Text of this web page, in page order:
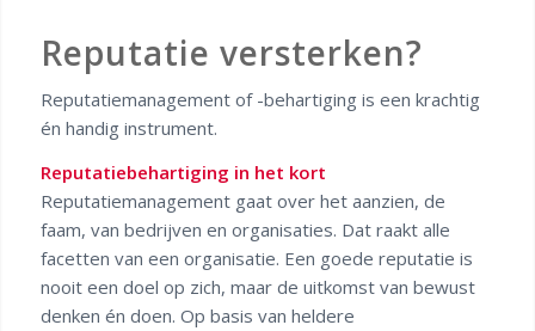
Reputatie versterken?
Reputatiemanagement of -behartiging is een krachtig
én handig instrument.
Reputatiebehartiging in het kort
Reputatiemanagement gaat over het aanzien, de
faam, van bedrijven en organisaties. Dat raakt alle
facetten van een organisatie. Een goede reputatie is
nooit een doel op zich, maar de uitkomst van bewust
denken én doen. Op basis van heldere